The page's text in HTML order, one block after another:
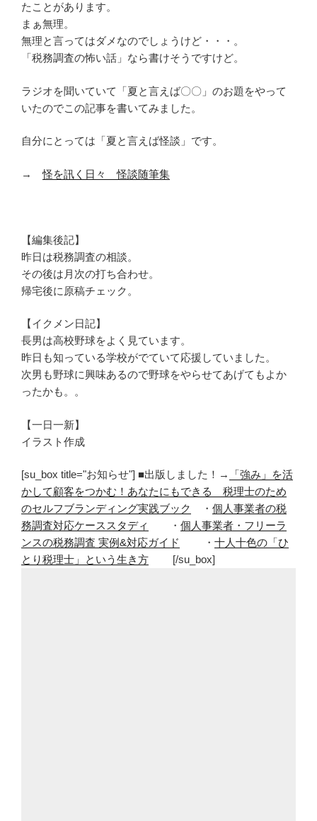
たことがあります。
まぁ無理。
無理と言ってはダメなのでしょうけど・・・。
「税務調査の怖い話」なら書けそうですけど。
ラジオを聞いていて「夏と言えば〇〇」のお題をやって
いたのでこの記事を書いてみました。
自分にとっては「夏と言えば怪談」です。
→怪を訊く日々 怪談随筆集
【編集後記】
昨日は税務調査の相談。
その後は月次の打ち合わせ。
帰宅後に原稿チェック。
【イクメン日記】
長男は高校野球をよく見ています。
昨日も知っている学校がでていて応援していました。
次男も野球に興味あるので野球をやらせてあげてもよか
ったかも。。
【一日一新】
イラスト作成
[su_box title="お知らせ"] ■出版しました！→
「強み」を活
かして顧客をつかむ！あなたにもできる 税理士のため
のセルフブランディング実践ブック
・ 個人事業者の税
務調査対応ケーススタディ
・ 個人事業者・フリーラ
ンスの税務調査 実例&対応ガイド
・ 十人十色の「ひ
とり税理士」という生き方 [/su_box]